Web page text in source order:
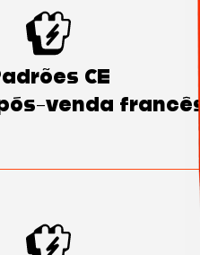
CE
venda francês